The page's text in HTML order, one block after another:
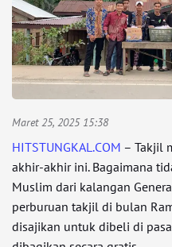
Maret 25, 2025 15:38
HITSTUNGKAL.COM – Takjil
akhir-akhir ini. Bagaimana
Muslim dari kalangan
perburuan takjil di bulan
disajikan untuk dibeli di